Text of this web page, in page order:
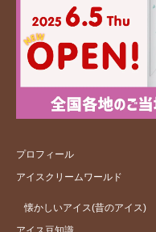
プロフィール
アイスクリームワールド
懐かしいアイス(昔のアイス)